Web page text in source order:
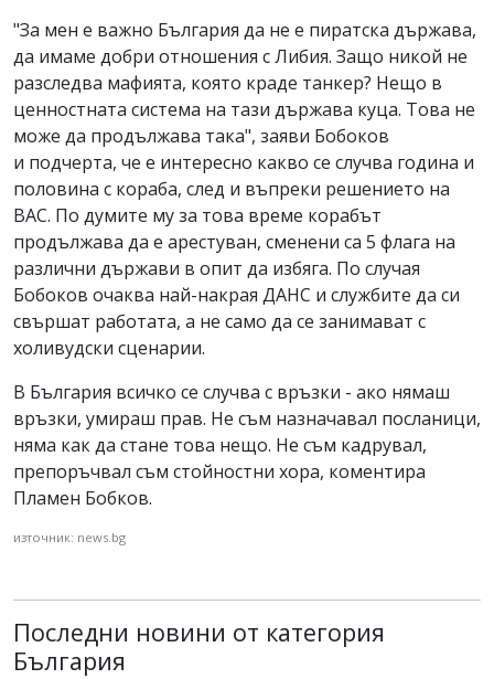
"За мен е важно България да не е пиратска държава,
да имаме добри отношения с Либия. Защо никой не
разследва мафията, която краде танкер? Нещо в
ценностната система на тази държава куца. Това не
може да продължава така", заяви Бобоков
и подчерта, че е интересно какво се случва година и
половина с кораба, след и въпреки решението на
ВАС. По думите му за това време корабът
продължава да е арестуван, сменени са 5 флага на
различни държави в опит да избяга. По случая
Бобоков очаква най-накрая ДАНС и службите да си
свършат работата, а не само да се занимават с
холивудски сценарии.
В България всичко се случва с връзки - ако нямаш
връзки, умираш прав. Не съм назначавал посланици,
няма как да стане това нещо. Не съм кадрувал,
препоръчвал съм стойностни хора, коментира
Пламен Бобков.
източник: news.bg
Последни новини от категория
България